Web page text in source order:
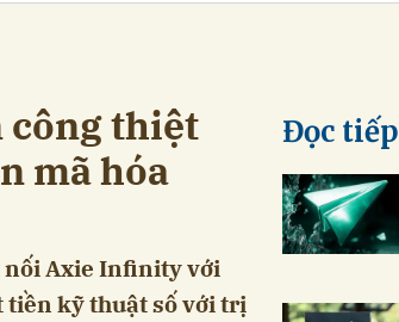
thiệt
mã hóa
Axie Infinity với
tiền kỹ thuật số với trị
Đọc tiếp
Gửi